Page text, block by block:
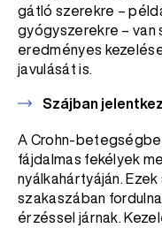
gátló szerekre –
gyógyszerekre – van
eredményes
javulását is.
Szájban
A Crohn-
fájdalmas fekélyek
nyálkahártyáján.
szakaszában
érzéssel járnak.